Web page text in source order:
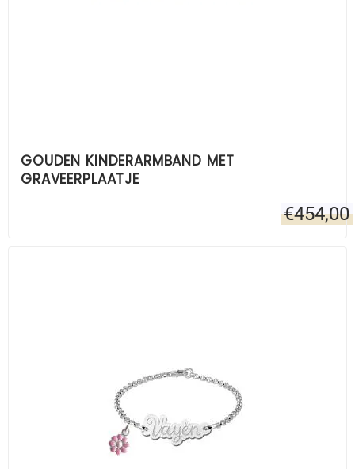
GOUDEN KINDERARMBAND MET
GRAVEERPLAATJE
€454,00